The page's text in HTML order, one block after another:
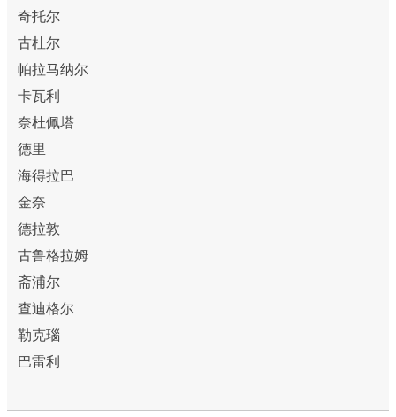
奇托尔
古杜尔
帕拉马纳尔
卡瓦利
奈杜佩塔
德里
海得拉巴
金奈
德拉敦
古鲁格拉姆
斋浦尔
查迪格尔
勒克瑙
巴雷利